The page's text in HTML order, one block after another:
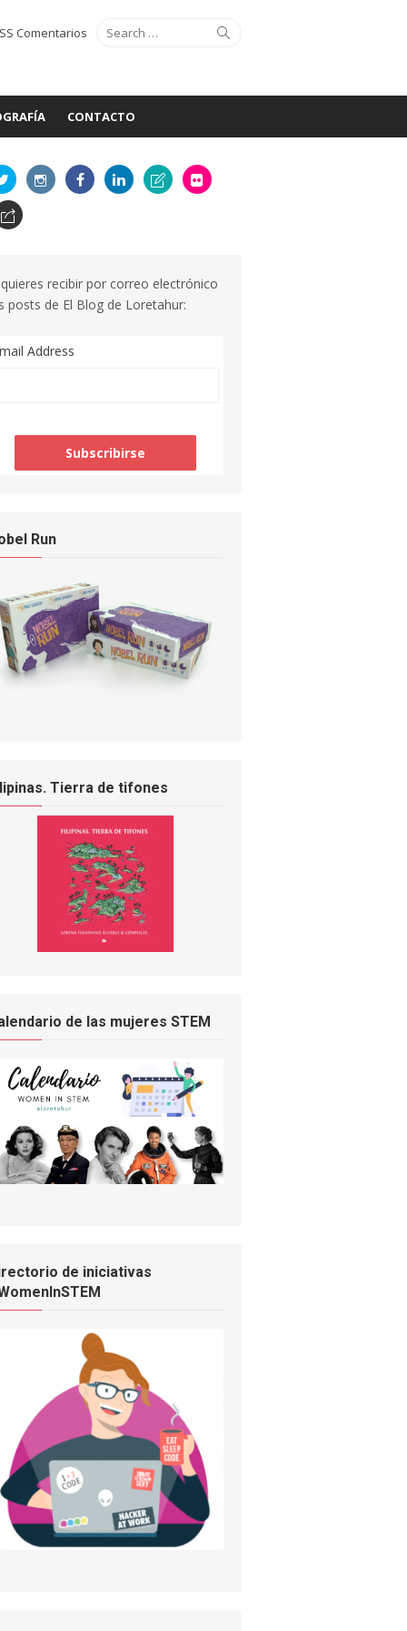
Search
for:
Comentarios
CONTACTO
recibir por correo electrónico
posts de El Blog de Loretahur:
Address
Run
Tierra de tifones
de las mujeres STEM
de iniciativas